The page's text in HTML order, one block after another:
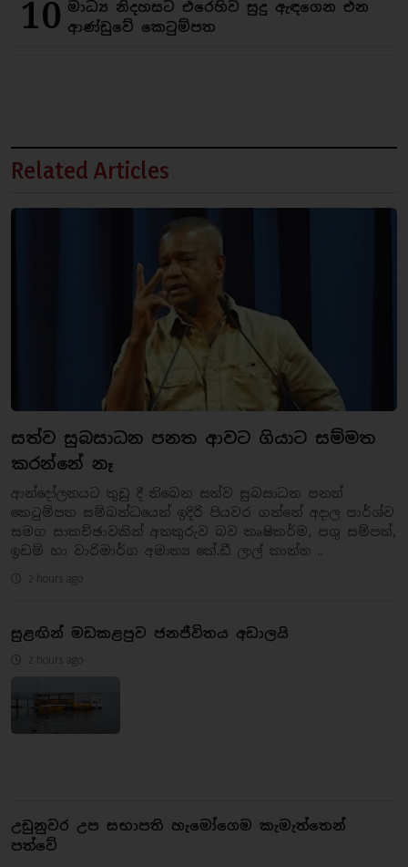
10 මාධ්‍ය නිදහසට එරෙහිව සුදු ඇඳගෙන එන
ආණ්ඩුවේ කෙටුම්පත
Related Articles
සත්ව සුබසාධන පනත ආවට ගියාට සම්මත
කරන්නේ නෑ
ආන්දෝලනයට තුඩු දී තිබෙන සත්ව සුබසාධන පනත්
කෙටුම්පත සම්බන්ධයෙන් ඉදිරි පියවර ගන්නේ අදාල පාර්ශ්ව
සමග සාකච්ඡාවකින් අනතුරුව බව කෘෂිකර්ම, පශු සම්පත්,
ඉඩම් හා වාරිමාර්ග අමාත්‍ය කේ.ඩී ලාල් කාන්ත ..
2 hours ago
සුළඟින් මඩකළපුව ජනජීවිතය අඩාලයි
2 hours ago
උඩුනුවර උප සභාපති හැමෝගෙම කැමැත්තෙන්
පත්වේ